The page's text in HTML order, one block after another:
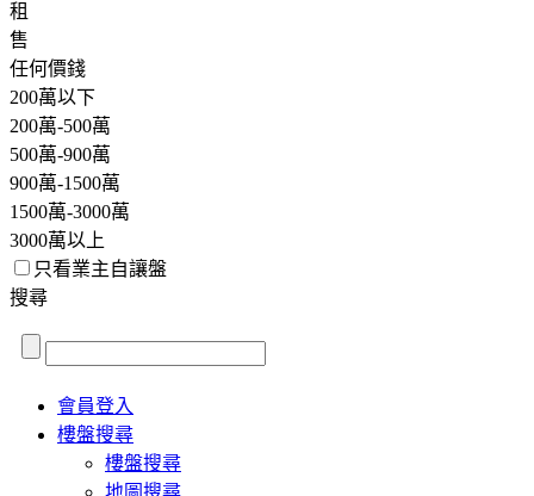
租
售
任何價錢
200萬以下
200萬-500萬
500萬-900萬
900萬-1500萬
1500萬-3000萬
3000萬以上
只看業主自讓盤
搜尋
會員登入
樓盤搜尋
樓盤搜尋
地圖搜尋